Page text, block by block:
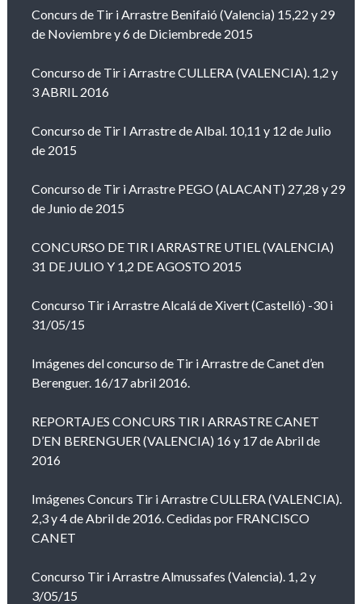
Concurs de Tir i Arrastre Benifaió (Valencia) 15,22 y 29
de Noviembre y 6 de Diciembrede 2015
Concurso de Tir i Arrastre CULLERA (VALENCIA). 1,2 y
3 ABRIL 2016
Concurso de Tir I Arrastre de Albal. 10,11 y 12 de Julio
de 2015
Concurso de Tir i Arrastre PEGO (ALACANT) 27,28 y 29
de Junio de 2015
CONCURSO DE TIR I ARRASTRE UTIEL (VALENCIA)
31 DE JULIO Y 1,2 DE AGOSTO 2015
Concurso Tir i Arrastre Alcalá de Xivert (Castelló) -30 i
31/05/15
Imágenes del concurso de Tir i Arrastre de Canet d’en
Berenguer. 16/17 abril 2016.
REPORTAJES CONCURS TIR I ARRASTRE CANET
D’EN BERENGUER (VALENCIA) 16 y 17 de Abril de
2016
Imágenes Concurs Tir i Arrastre CULLERA (VALENCIA).
2,3 y 4 de Abril de 2016. Cedidas por FRANCISCO
CANET
Concurso Tir i Arrastre Almussafes (Valencia). 1, 2 y
3/05/15